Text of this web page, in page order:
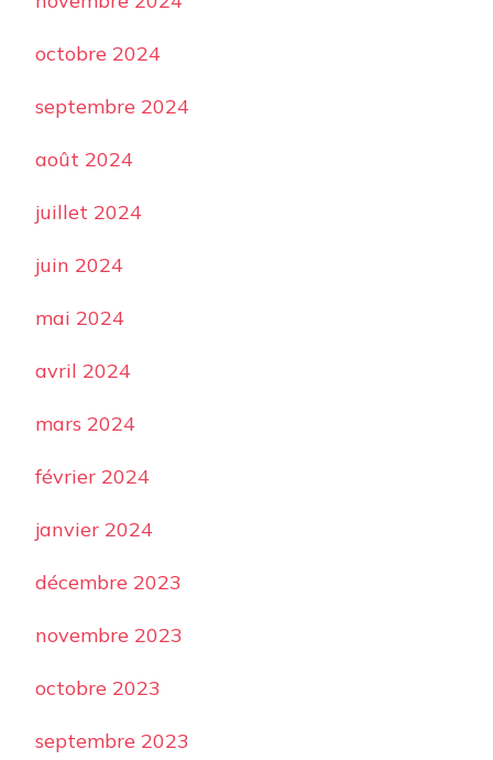
octobre 2024
septembre 2024
août 2024
juillet 2024
juin 2024
mai 2024
avril 2024
mars 2024
février 2024
janvier 2024
décembre 2023
novembre 2023
octobre 2023
septembre 2023